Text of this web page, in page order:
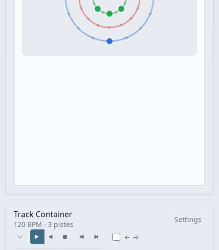
Track Container
120 BPM · 3 pistes
Settings
← →